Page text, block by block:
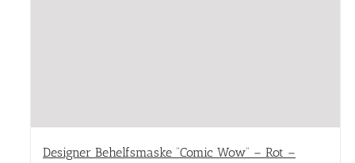
Designer Behelfsmaske “Comic Wow” – Rot –